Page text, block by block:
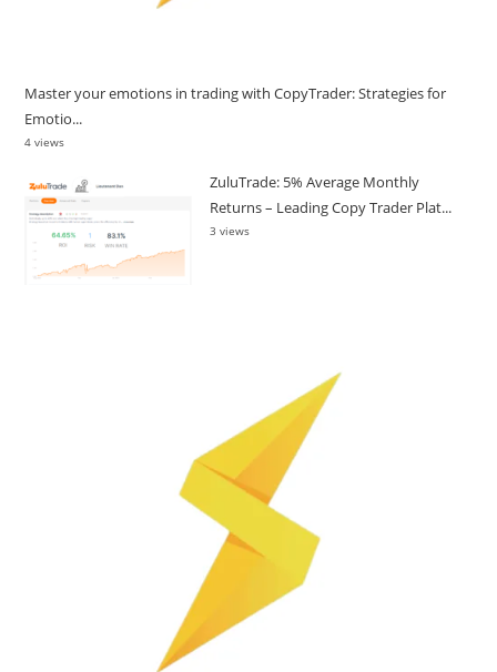
Master your emotions in trading with CopyTrader: Strategies for
Emotio...
4 views
ZuluTrade: 5% Average Monthly
Returns – Leading Copy Trader Plat...
3 views